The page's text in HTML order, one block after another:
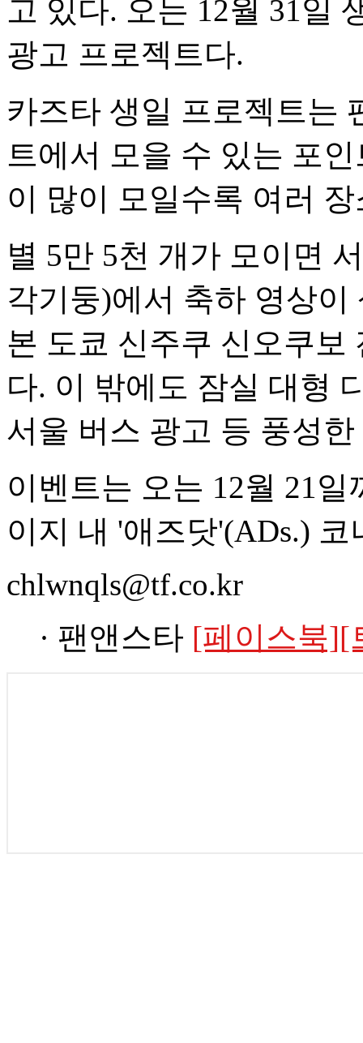
고 있다. 오는 12월 31일
광고 프로젝트다.
카즈타 생일 프로젝트는
트에서 모을 수 있는 포
이 많이 모일수록 여러
별 5만 5천 개가 모이면
각기둥)에서 축하 영상
본 도쿄 신주쿠 신오쿠보
다. 이 밖에도 잠실 대형
서울 버스 광고 등 풍성
이벤트는 오는 12월 21
이지 내 '애즈닷'(ADs.)
chlwnqls@tf.co.kr
· 팬앤스타 [페이스북][